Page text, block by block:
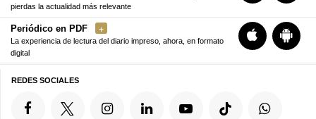
pierdas la actualidad más relevante
Periódico en PDF
La experiencia de lectura del diario impreso, ahora, en formato
digital
REDES SOCIALES